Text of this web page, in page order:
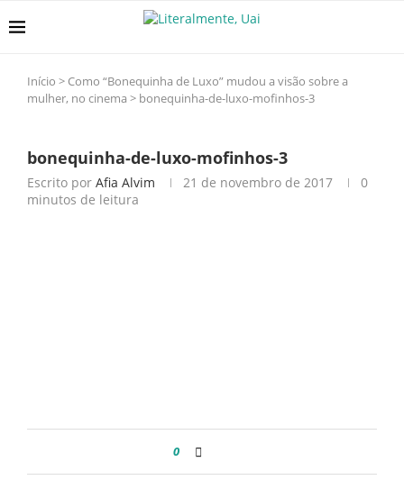
Início > Como “Bonequinha de Luxo” mudou a visão sobre a
mulher, no cinema > bonequinha-de-luxo-mofinhos-3
bonequinha-de-luxo-mofinhos-3
Escrito por Afia Alvim 21 de novembro de 2017
0
minutos de leitura
0